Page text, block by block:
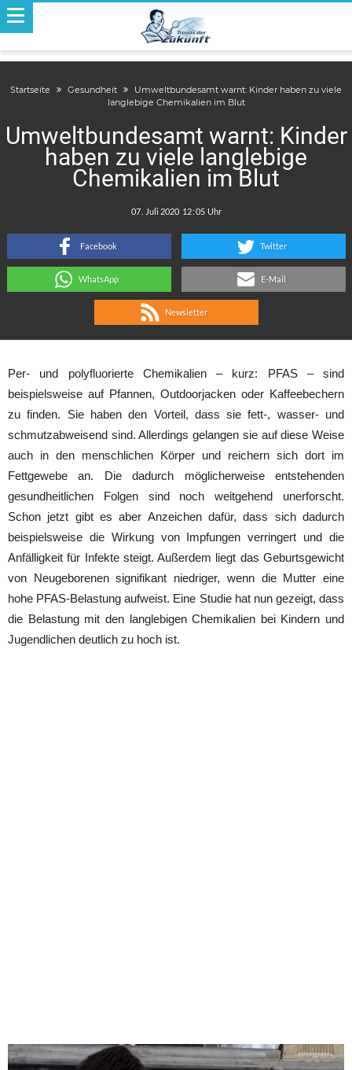
Startseite Gesundheit
Umweltbundesamt warnt: Kinder haben zu viele
langlebige Chemikalien im Blut
Umweltbundesamt warnt: Kinder
haben zu viele langlebige
Chemikalien im Blut
:
Facebook Twitter
WhatsApp E-Mail
Newsletter
Per- und polyfluorierte Chemikalien – kurz: PFAS – sind
beispielsweise auf Pfannen, Outdoorjacken oder Kaffeebechern
zu finden. Sie haben den Vorteil, dass sie fett-, wasser- und
schmutzabweisend sind. Allerdings gelangen sie auf diese Weise
auch in den menschlichen Körper und reichern sich dort im
Fettgewebe an. Die dadurch möglicherweise entstehenden
gesundheitlichen Folgen sind noch weitgehend unerforscht.
Schon jetzt gibt es aber Anzeichen dafür, dass sich dadurch
beispielsweise die Wirkung von Impfungen verringert und die
Anfälligkeit für Infekte steigt. Außerdem liegt das Geburtsgewicht
von Neugeborenen signifikant niedriger, wenn die Mutter eine
hohe PFAS-Belastung aufweist. Eine Studie hat nun gezeigt, dass
die Belastung mit den langlebigen Chemikalien bei Kindern und
Jugendlichen deutlich zu hoch ist.